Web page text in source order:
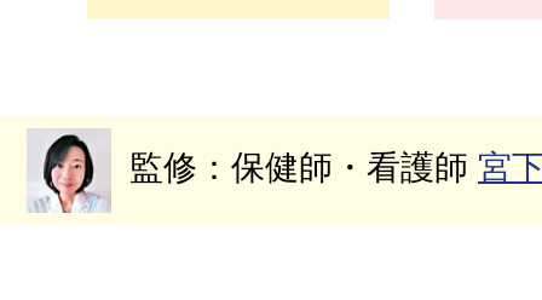
監修：保健師・看護師 宮